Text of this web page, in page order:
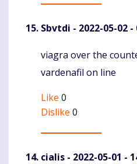
Sbvtdi - 2022-05-02 -
Komentaras
viagra over the
vardenafil on line
Like 0
Dislike 0
cialis - 2022-05-01 -